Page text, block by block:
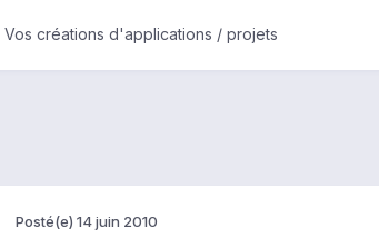
Vos créations d'applications / projets
Posté(e) 14 juin 2010